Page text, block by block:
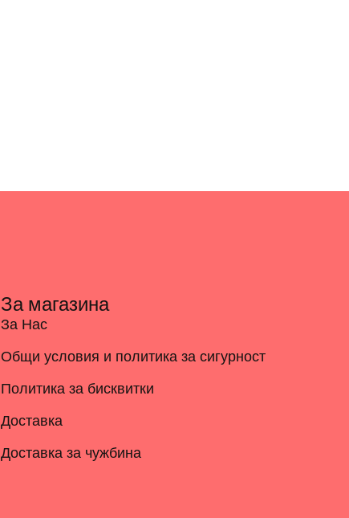
За магазина
За Нас
Общи условия и политика за сигурност
Политика за бисквитки
Доставка
Доставка за чужбина